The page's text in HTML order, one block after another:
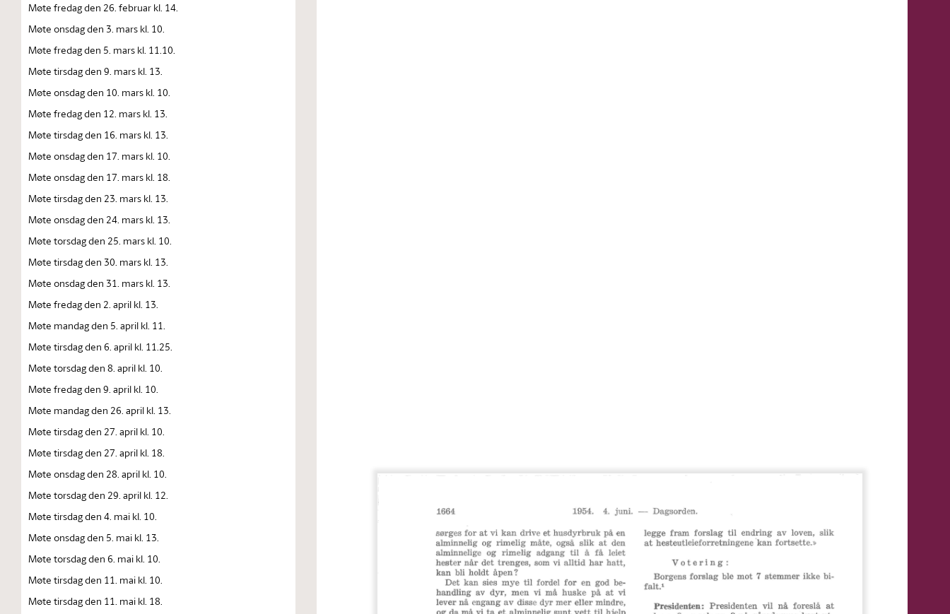
Møte fredag den 26. februar kl. 14.
Møte onsdag den 3. mars kl. 10.
Møte fredag den 5. mars kl. 11.10.
Møte tirsdag den 9. mars kl. 13.
Møte onsdag den 10. mars kl. 10.
Møte fredag den 12. mars kl. 13.
Møte tirsdag den 16. mars kl. 13.
Møte onsdag den 17. mars kl. 10.
Møte onsdag den 17. mars kl. 18.
Møte tirsdag den 23. mars kl. 13.
Møte onsdag den 24. mars kl. 13.
Møte torsdag den 25. mars kl. 10.
Møte tirsdag den 30. mars kl. 13.
Møte onsdag den 31. mars kl. 13.
Møte fredag den 2. april kl. 13.
Møte mandag den 5. april kl. 11.
Møte tirsdag den 6. april kl. 11.25.
Møte torsdag den 8. april kl. 10.
Møte fredag den 9. april kl. 10.
Møte mandag den 26. april kl. 13.
Møte tirsdag den 27. april kl. 10.
Møte tirsdag den 27. april kl. 18.
Møte onsdag den 28. april kl. 10.
Møte torsdag den 29. april kl. 12.
Møte tirsdag den 4. mai kl. 10.
Møte onsdag den 5. mai kl. 13.
Møte torsdag den 6. mai kl. 10.
Møte tirsdag den 11. mai kl. 10.
Møte tirsdag den 11. mai kl. 18.